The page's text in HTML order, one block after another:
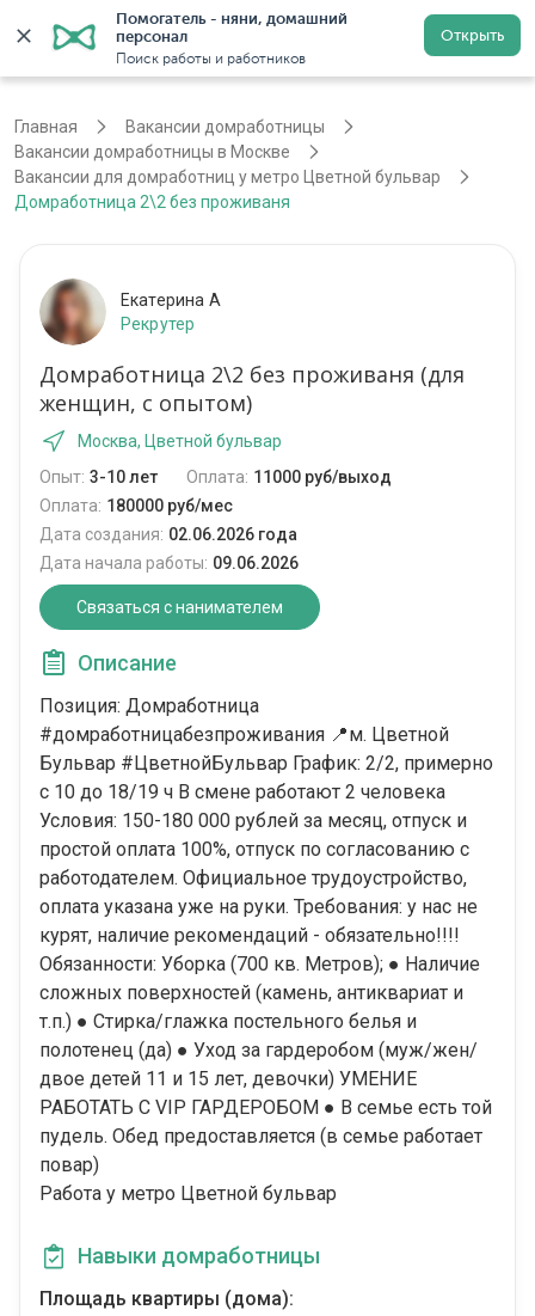
Помогатель - няни, домашний
персонал
Поиск работы и работников
Открыть
Регистрация
Главная
Вакансии домработницы
Вакансии домработницы в Москве
Вакансии для домработниц у метро Цветной бульвар
Домработница 2\2 без проживаня
Екатерина А
Рекрутер
Домработница 2\2 без проживаня (для
женщин, с опытом)
Москва, Цветной бульвар
Опыт: 3-10 лет Оплата: 11000 руб/выход
Оплата: 180000 руб/мес
Дата создания: 02.06.2026 года
Дата начала работы: 09.06.2026
Связаться с нанимателем
Описание
Позиция: Домработница
#домработницабезпроживания 📍м. Цветной
Бульвар #ЦветнойБульвар График: 2/2, примерно
с 10 до 18/19 ч В смене работают 2 человека
Условия: 150-180 000 рублей за месяц, отпуск и
простой оплата 100%, отпуск по согласованию с
работодателем. Официальное трудоустройство,
оплата указана уже на руки. Требования: у нас не
курят, наличие рекомендаций - обязательно!!!!
Обязанности: Уборка (700 кв. Метров); ● Наличие
сложных поверхностей (камень, антиквариат и
т.п.) ● Стирка/глажка постельного белья и
полотенец (да) ● Уход за гардеробом (муж/жен/
двое детей 11 и 15 лет, девочки) УМЕНИЕ
РАБОТАТЬ С VIP ГАРДЕРОБОМ ● В семье есть той
пудель. Обед предоставляется (в семье работает
повар)
Работа у метро Цветной бульвар
Навыки домработницы
Площадь квартиры (дома):